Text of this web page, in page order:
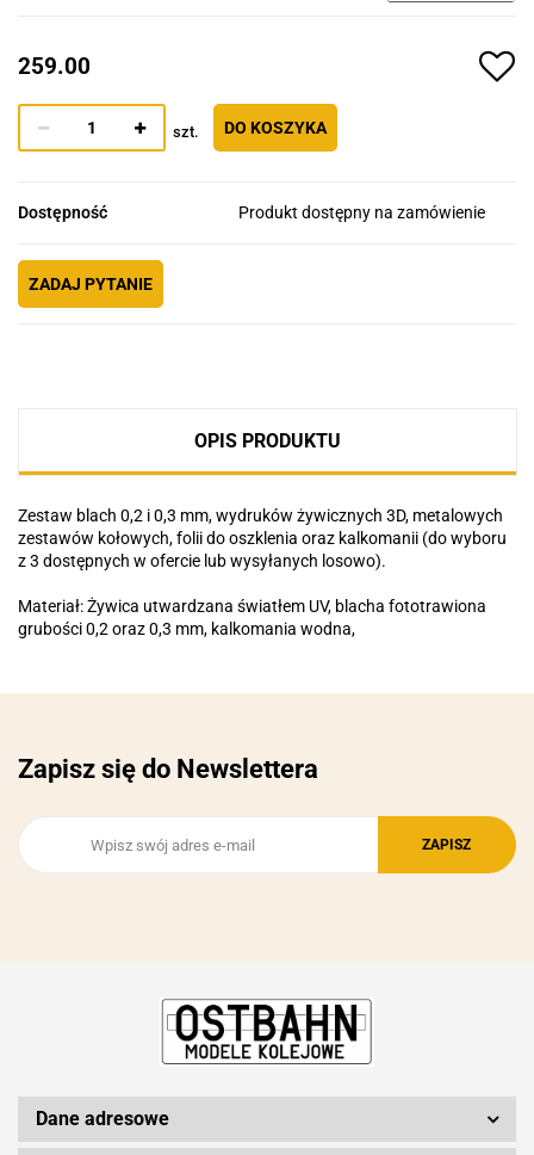
259.00
szt. DO KOSZYKA
Dostępność Produkt dostępny na zamówienie
ZADAJ PYTANIE
OPIS PRODUKTU
Zestaw blach 0,2 i 0,3 mm, wydruków żywicznych 3D, metalowych
zestawów kołowych, folii do oszklenia oraz kalkomanii (do wyboru
z 3 dostępnych w ofercie lub wysyłanych losowo).
Materiał: Żywica utwardzana światłem UV, blacha fototrawiona
grubości 0,2 oraz 0,3 mm, kalkomania wodna,
Zapisz się do Newslettera
Dane adresowe